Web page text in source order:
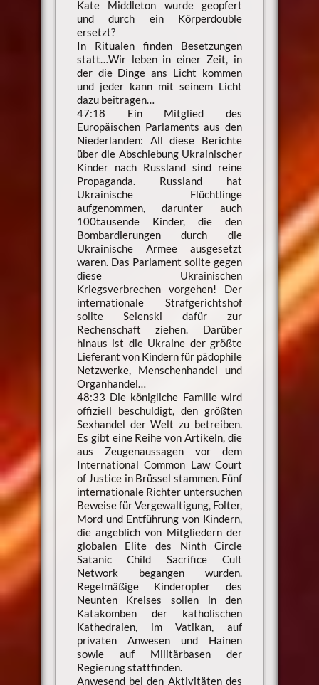
Kate Middleton wurde geopfert
und durch ein Körperdouble
ersetzt?
In Ritualen finden Besetzungen
statt…Wir leben in einer Zeit, in
der die Dinge ans Licht kommen
und jeder kann mit seinem Licht
dazu beitragen…
47:18 Ein Mitglied des
Europäischen Parlaments aus den
Niederlanden: All diese Berichte
über die Abschiebung Ukrainischer
Kinder nach Russland sind reine
Propaganda. Russland hat
Ukrainische Flüchtlinge
aufgenommen, darunter auch
100tausende Kinder, die den
Bombardierungen durch die
Ukrainische Armee ausgesetzt
waren. Das Parlament sollte gegen
diese Ukrainischen
Kriegsverbrechen vorgehen! Der
internationale Strafgerichtshof
sollte Selenski dafür zur
Rechenschaft ziehen. Darüber
hinaus ist die Ukraine der größte
Lieferant von Kindern für pädophile
Netzwerke, Menschenhandel und
Organhandel…
48:33 Die königliche Familie wird
offiziell beschuldigt, den größten
Sexhandel der Welt zu betreiben.
Es gibt eine Reihe von Artikeln, die
aus Zeugenaussagen vor dem
International Common Law Court
of Justice in Brüssel stammen. Fünf
internationale Richter untersuchen
Beweise für Vergewaltigung, Folter,
Mord und Entführung von Kindern,
die angeblich von Mitgliedern der
globalen Elite des Ninth Circle
Satanic Child Sacrifice Cult
Network begangen wurden.
Regelmäßige Kinderopfer des
Neunten Kreises sollen in den
Katakomben der katholischen
Kathedralen, im Vatikan, auf
privaten Anwesen und Hainen
sowie auf Militärbasen der
Regierung stattfinden.
Anwesend bei den Aktivitäten des